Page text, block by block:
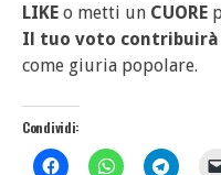
LIKE o metti un CUORE
Il tuo voto contribuirà
come giuria popolare.
Condividi: